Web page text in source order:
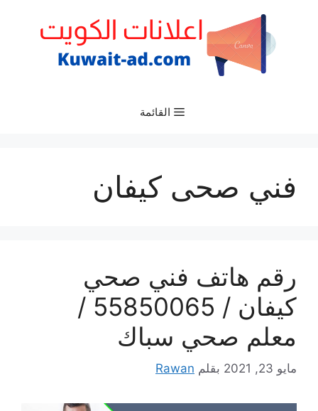
القائمة
فني صحى كيفان
رقم هاتف فني صحي
كيفان / 55850065 /
معلم صحي سباك
مايو 23, 2021 بقلم Rawan